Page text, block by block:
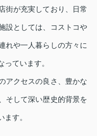
街が充実しており、日常
設としては、コストコや
れや一人暮らしの方々に
ています。
アクセスの良さ、豊かな
そして深い歴史的背景を
す。